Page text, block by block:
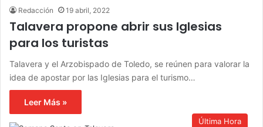
Redacción 19 abril, 2022
Talavera propone abrir sus Iglesias
para los turistas
Talavera y el Arzobispado de Toledo, se reúnen para valorar la
idea de apostar por las Iglesias para el turismo…
Leer Más »
Última Hora